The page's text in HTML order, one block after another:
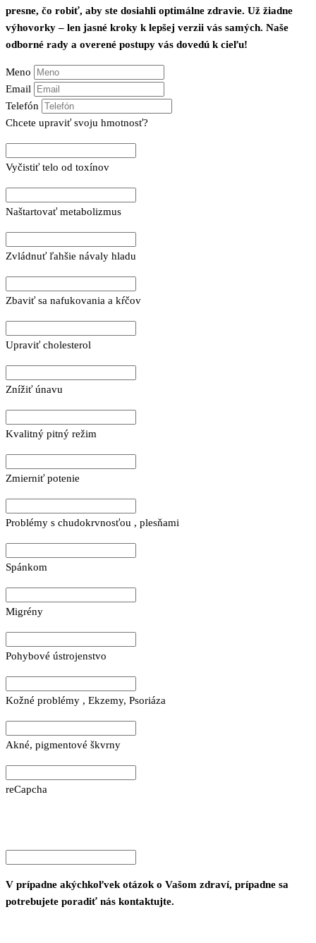
presne, čo robiť, aby ste dosiahli optimálne zdravie. Už žiadne
výhovorky – len jasné kroky k lepšej verzii vás samých. Naše
odborné rady a overené postupy vás dovedú k cieľu!
Meno
Email
Telefón
Chcete upraviť svoju hmotnosť?
Vyčistiť telo od toxínov
Naštartovať metabolizmus
Zvládnuť ľahšie návaly hladu
Zbaviť sa nafukovania a kŕčov
Upraviť cholesterol
Znížiť únavu
Kvalitný pitný režim
Zmierniť potenie
Problémy s chudokrvnosťou , plesňami
Spánkom
Migrény
Pohybové ústrojenstvo
Kožné problémy , Ekzemy, Psoriáza
Akné, pigmentové škvrny
reCapcha
V prípadne akýchkoľvek otázok o Vašom zdraví, prípadne sa
potrebujete poradiť nás kontaktujte.